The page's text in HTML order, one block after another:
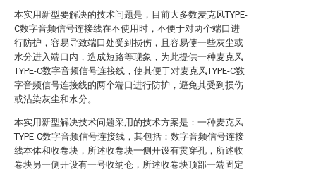
本实用新型要解决的技术问题是，目前大多数麦克风TYPE-
C数字音频信号连接线在不使用时，不便于对两个端口进
行防护，容易导致端口处受到损伤，且容易使一些灰尘或
水分进入端口内，造成短路等现象，为此提供一种麦克风
TYPE-C数字音频信号连接线，使其便于对麦克风TYPE-C数
字音频信号连接线的两个端口进行防护，避免其受到损伤
或沾染灰尘和水分。
本实用新型解决技术问题采用的技术方案是：一种麦克风
TYPE-C数字音频信号连接线，其包括：数字音频信号连接
线本体和收卷块，所述收卷块一侧开设有贯穿孔，所述收
卷块另一侧开设有一号收纳仓，所述收卷块顶部一端固定